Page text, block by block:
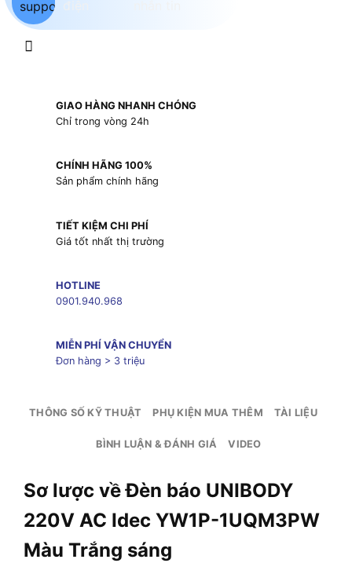
GIAO HÀNG NHANH CHÓNG
Chỉ trong vòng 24h
CHÍNH HÃNG 100%
Sản phẩm chính hãng
TIẾT KIỆM CHI PHÍ
Giá tốt nhất thị trường
HOTLINE
0901.940.968
MIỄN PHÍ VẬN CHUYỂN
Đơn hàng > 3 triệu
THÔNG SỐ KỸ THUẬT PHỤ KIỆN MUA THÊM TÀI LIỆU
BÌNH LUẬN & ĐÁNH GIÁ VIDEO
Sơ lược về Đèn báo UNIBODY
220V AC Idec YW1P-1UQM3PW
Màu Trắng sáng